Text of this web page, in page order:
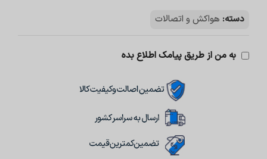
دسته: هواکش و اتصالات
به من از طریق پیامک اطلاع بده